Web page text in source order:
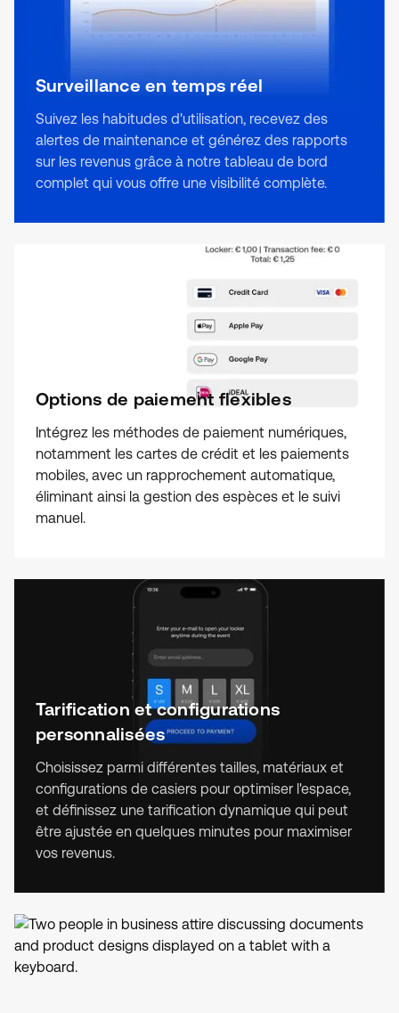
Surveillance en temps réel
Suivez les habitudes d'utilisation, recevez des
alertes de maintenance et générez des rapports
sur les revenus grâce à notre tableau de bord
complet qui vous offre une visibilité complète.
Options de paiement flexibles
Intégrez les méthodes de paiement numériques,
notamment les cartes de crédit et les paiements
mobiles, avec un rapprochement automatique,
éliminant ainsi la gestion des espèces et le suivi
manuel.
Tarification et configurations
personnalisées
Choisissez parmi différentes tailles, matériaux et
configurations de casiers pour optimiser l'espace,
et définissez une tarification dynamique qui peut
être ajustée en quelques minutes pour maximiser
vos revenus.